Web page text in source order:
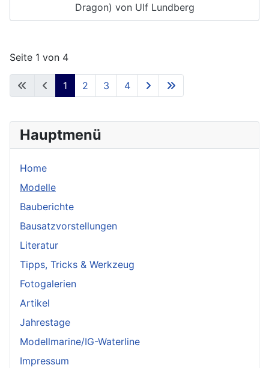
Hauptmenü
Home
Modelle
Bauberichte
Bausatzvorstellungen
Literatur
Tipps, Tricks & Werkzeug
Fotogalerien
Artikel
Jahrestage
Modellmarine/IG-Waterline
Impressum
Dragon) von Ulf Lundberg
Seite 1 von 4
1 2 3 4